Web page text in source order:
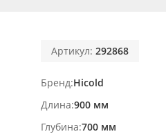
Артикул: 292868
Бренд Hicold
Длина 900 мм
Глубина 700 мм